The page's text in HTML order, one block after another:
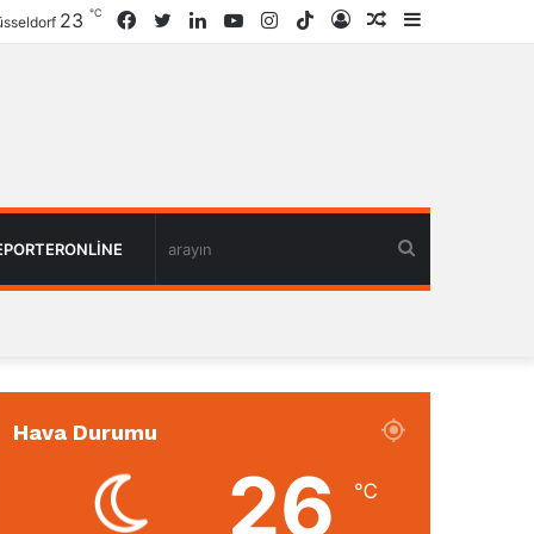
Rastgele
Giriş
TikTok
Instagram
YouTube
LinkedIn
Twitter
Facebook
23 ℃
Hava Durumu
26 ℃